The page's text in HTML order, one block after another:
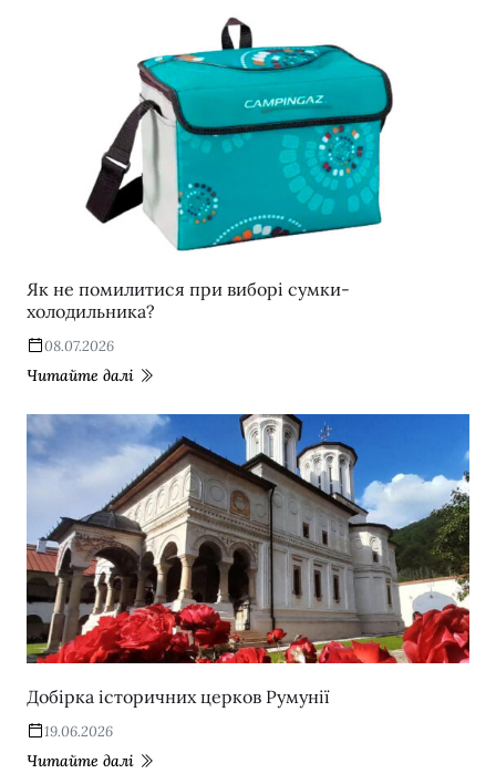
Як не помилитися при виборі сумки-
холодильника?
08.07.2026
Читайте далі
Добірка історичних церков Румунії
19.06.2026
Читайте далі